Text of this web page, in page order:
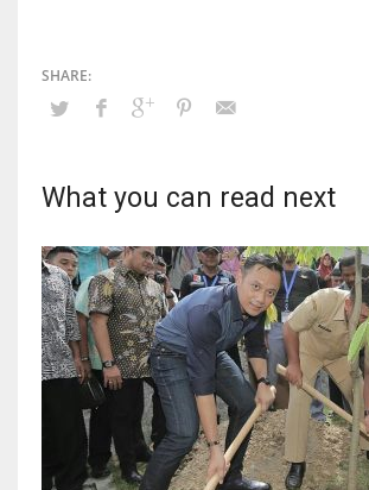
What you can read next